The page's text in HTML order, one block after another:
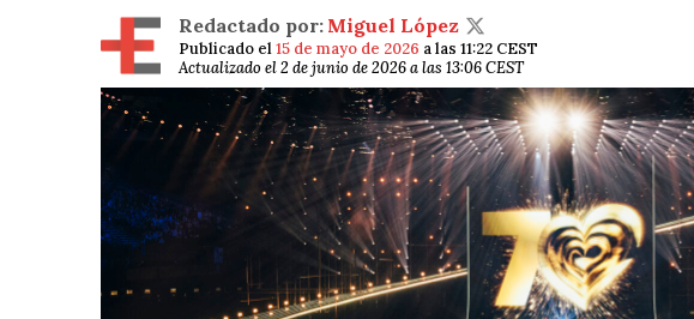
Redactado por: Miguel López
Publicado el15 de mayo de 2026 a las 11:22 CEST
Actualizado el 2 de junio de 2026 a las 13:06 CEST